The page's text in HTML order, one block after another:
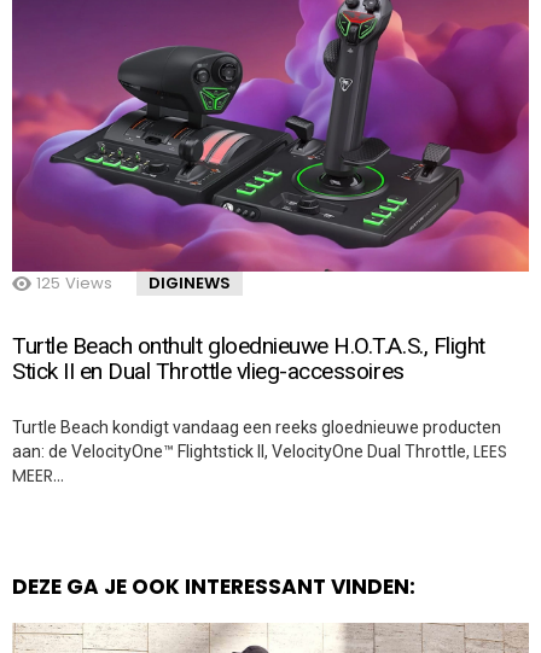
125 Views DIGINEWS
Turtle Beach onthult gloednieuwe H.O.T.A.S., Flight
Stick II en Dual Throttle vlieg-accessoires
Turtle Beach kondigt vandaag een reeks gloednieuwe producten
aan: de VelocityOne™ Flightstick II, VelocityOne Dual Throttle, LEES
MEER…
DEZE GA JE OOK INTERESSANT VINDEN: